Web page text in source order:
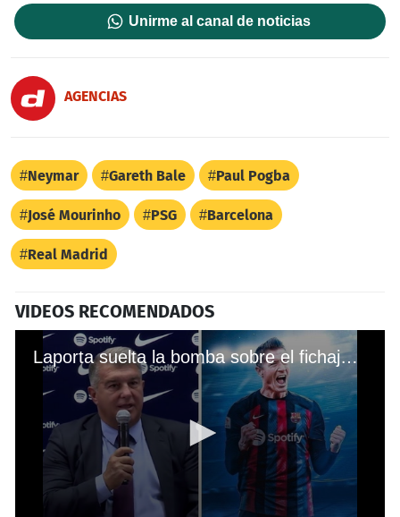
Unirme al canal de noticias
AGENCIAS
Neymar Gareth Bale Paul Pogba
José Mourinho PSG Barcelona
Real Madrid
VIDEOS RECOMENDADOS
Laporta suelta la bomba sobre el fichaje de Lewandowski por el Barcelona y confirman una salida